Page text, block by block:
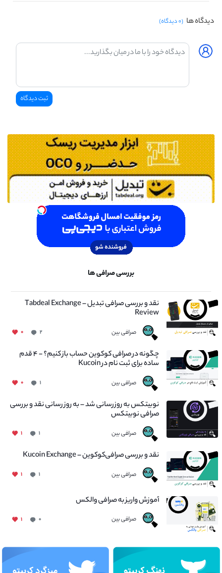
دیدگاه ها (۰ دیدگاه)
بررسی صرافی ها
نقد و بررسی صرافی تبدیل – Tabdeal Exchange
Review
صرافی بین ۲ ۰
چگونه در صرافی کوکوین حساب باز کنیم؟ - ۴ قدم
ساده برای ثبت نام در Kucoin
صرافی بین ۱ ۰
نوبیتکس به روزرسانی شد – به روز رسانی نقد و بررسی
صرافی نوبیتکس
صرافی بین ۱ ۱
نقد و بررسی صرافی‌کوکوین – Kucoin Exchange
صرافی بین ۱ ۱
آموزش واریز به صرافی والکس
صرافی بین ۰ ۱